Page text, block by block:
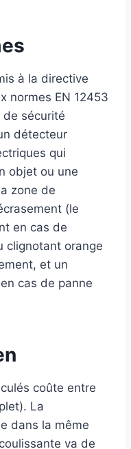
à la directive
normes EN 12453
de sécurité
détecteur
qui
objet ou une
zone de
(le
en cas de
clignotant orange
et un
cas de panne
coûte entre
La
dans la même
va de